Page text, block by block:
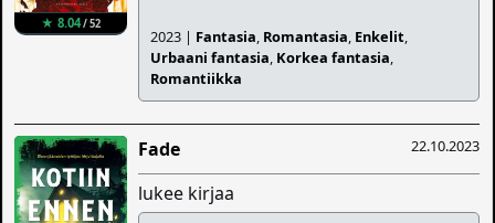
★ 8.04/ 52
2023 | Fantasia, Romantasia, Enkelit,
Urbaani fantasia, Korkea fantasia,
Romantiikka
22.10.2023
Fade
lukee kirjaa